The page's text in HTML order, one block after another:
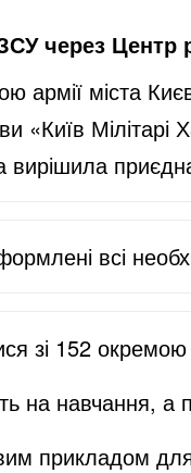
через Центр
армії міста
«Київ Мілітарі
всі
зі 152
на навчання, а
прикладом